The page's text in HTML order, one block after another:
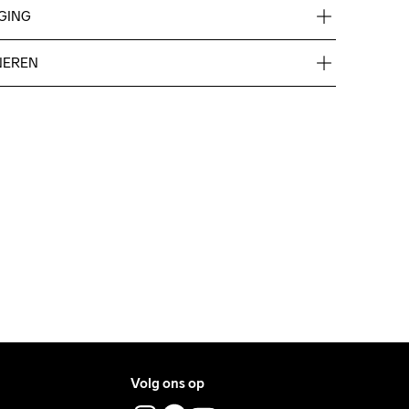
Volg ons op